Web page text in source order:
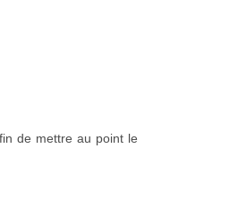
de mettre au point le